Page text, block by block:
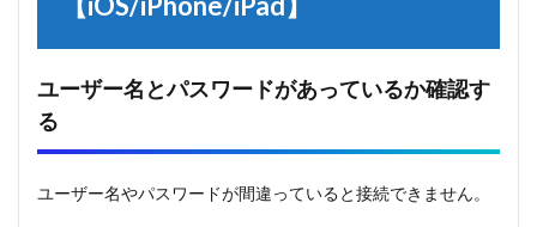
ユーザー名とパスワードがあっているか確認す
る
ユーザー名やパスワードが間違っていると接続できません。